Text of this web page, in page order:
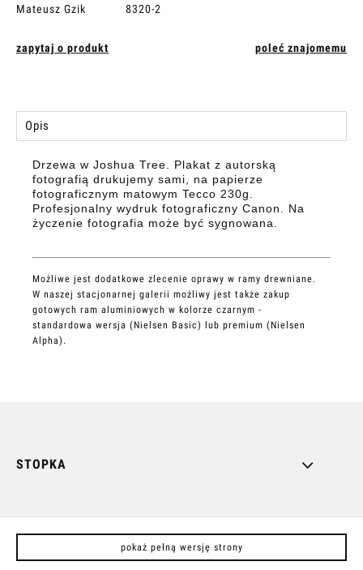
Mateusz Gzik 8320-2
zapytaj o produkt poleć znajomemu
Opis
Drzewa w Joshua Tree. Plakat z autorską
fotografią drukujemy sami, na papierze
fotograficznym matowym Tecco 230g.
Profesjonalny wydruk fotograficzny Canon. Na
życzenie fotografia może być sygnowana.
Możliwe jest dodatkowe zlecenie oprawy w ramy drewniane.
W naszej stacjonarnej galerii możliwy jest także zakup
gotowych ram aluminiowych w kolorze czarnym -
standardowa wersja (Nielsen Basic) lub premium (Nielsen
Alpha).
STOPKA
pokaż pełną wersję strony